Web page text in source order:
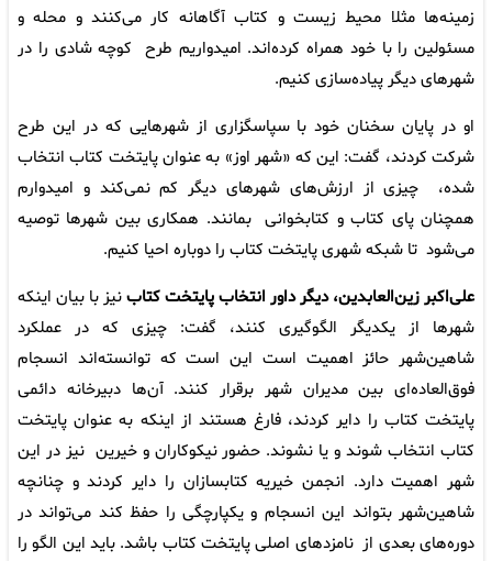
زمینه‌ها مثلا محیط زیست و کتاب آگاهانه کار می‌کنند و محله و
مسئولین را با خود همراه کرده‌اند. امیدواریم طرح کوچه شادی را در
شهرهای دیگر پیاده‌سازی کنیم.
او در پایان سخنان خود با سپاسگزاری از شهرهایی که در این طرح
شرکت کردند، گفت: این که «شهر اوز» به عنوان پایتخت کتاب انتخاب
شده، چیزی از ارزش‌های شهرهای دیگر کم نمی‌کند و امیدوارم
همچنان پای کتاب و کتابخوانی بمانند. همکاری بین شهرها توصیه
می‌شود تا شبکه شهری پایتخت کتاب را دوباره احیا کنیم.
علی‌اکبر زین‌العابدین، دیگر داور انتخاب پایتخت کتابنیز با بیان اینکه
شهرها از یکدیگر الگوگیری کنند، گفت: چیزی که در عملکرد
شاهین‌شهر حائز اهمیت است این است که توانسته‌اند انسجام
فوق‌العاده‌ای بین مدیران شهر برقرار کنند. آن‌ها دبیرخانه دائمی
پایتخت کتاب را دایر کردند، فارغ هستند از اینکه به عنوان پایتخت
کتاب انتخاب شوند و یا نشوند. حضور نیکوکاران و خیرین نیز در این
شهر اهمیت دارد. انجمن خیریه کتابسازان را دایر کردند و چنانچه
شاهین‌شهر بتواند این انسجام و یکپارچگی را حفظ کند می‌تواند در
دوره‌های بعدی از نامزدهای اصلی پایتخت کتاب باشد. باید این الگو را